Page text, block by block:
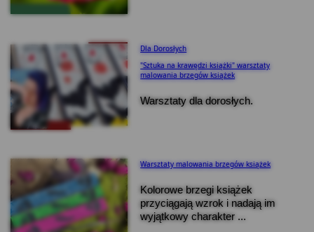
Dla Dorosłych
"Sztuka na krawędzi książki" warsztaty
malowania brzegów książek
Warsztaty dla dorosłych.
Warsztaty malowania brzegów książek
Kolorowe brzegi książek
przyciągają wzrok i nadają im
wyjątkowy charakter ...